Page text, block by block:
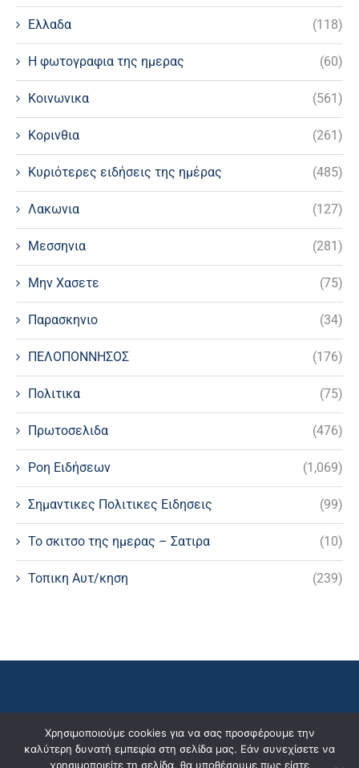
Ελλαδα (118)
Η φωτογραφια της ημερας (60)
Κοινωνικα (561)
Κορινθια (261)
Κυριότερες ειδήσεις της ημέρας (485)
Λακωνια (127)
Μεσσηνια (281)
Μην Χασετε (75)
Παρασκηνιο (34)
ΠΕΛΟΠΟΝΝΗΣΟΣ (176)
Πολιτικα (75)
Πρωτοσελιδα (476)
Ροη Ειδήσεων (1,069)
Σημαντικες Πολιτικες Ειδησεις (99)
Το σκιτσο της ημερας – Σατιρα (10)
Τοπικη Αυτ/κηση (239)
Χρησιμοποιούμε cookies για να σας προσφέρουμε την
καλύτερη δυνατή εμπειρία στη σελίδα μας. Εάν συνεχίσετε να
χρησιμοποιείτε τη σελίδα, θα υποθέσουμε πως είστε